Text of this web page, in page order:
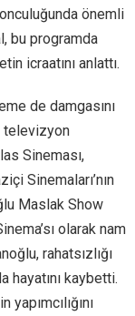
önemli
bu programda
icraatını anlattı.
de damgasını
televizyon
Sineması,
Sinemaları’nın
Maslak Show
olarak nam
rahatsızlığı
hayatını kaybetti.